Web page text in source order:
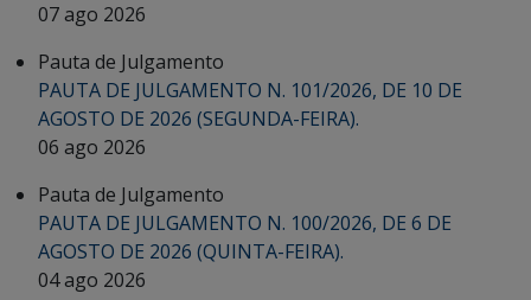
07 ago 2026
Pauta de Julgamento
PAUTA DE JULGAMENTO N. 101/2026, DE 10 DE
AGOSTO DE 2026 (SEGUNDA-FEIRA).
06 ago 2026
Pauta de Julgamento
PAUTA DE JULGAMENTO N. 100/2026, DE 6 DE
AGOSTO DE 2026 (QUINTA-FEIRA).
04 ago 2026